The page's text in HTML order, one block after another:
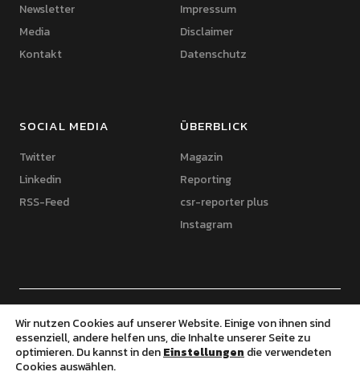
Newsletter
Media
Kontakt
Impressum
Disclaimer
Datenschutz
SOCIAL MEDIA
Twitter
Linkedin
RSS-Feed
ÜBERBLICK
Magazin
Reporting
csr-reporter plus
Instagram
© 2020 csr-reporter.de | Thomas Feldhaus | Powered by WordPress |
Theme: Uku von Elmastudio
Wir nutzen Cookies auf unserer Website. Einige von ihnen sind
essenziell, andere helfen uns, die Inhalte unserer Seite zu
optimieren. Du kannst in denEinstellungen die verwendeten
Cookies auswählen.